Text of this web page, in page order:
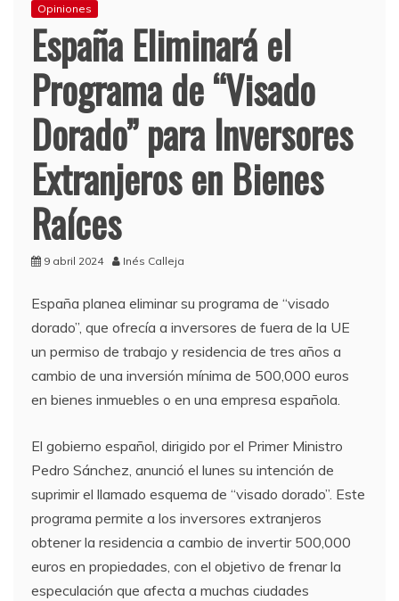
Opiniones
España Eliminará el
Programa de “Visado
Dorado” para Inversores
Extranjeros en Bienes
Raíces
9 abril 2024 Inés Calleja
España planea eliminar su programa de “visado
dorado”, que ofrecía a inversores de fuera de la UE
un permiso de trabajo y residencia de tres años a
cambio de una inversión mínima de 500,000 euros
en bienes inmuebles o en una empresa española.
El gobierno español, dirigido por el Primer Ministro
Pedro Sánchez, anunció el lunes su intención de
suprimir el llamado esquema de “visado dorado”. Este
programa permite a los inversores extranjeros
obtener la residencia a cambio de invertir 500,000
euros en propiedades, con el objetivo de frenar la
especulación que afecta a muchas ciudades